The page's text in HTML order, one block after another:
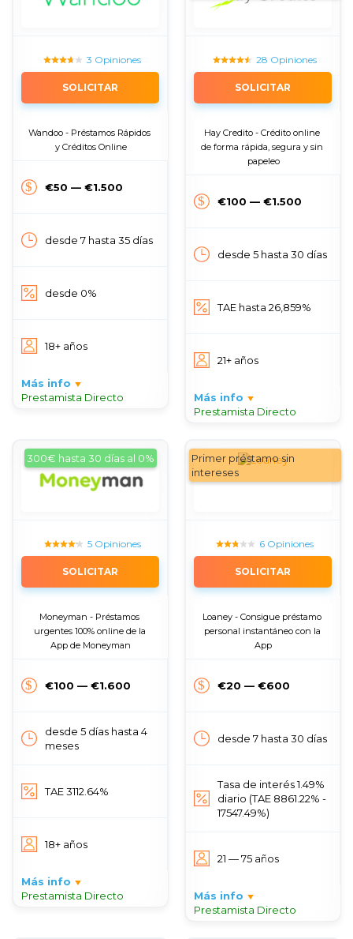
3 Opiniones
SOLICITAR
Wandoo - Préstamos Rápidos
y Créditos Online
€50 — €1.500
desde 7 hasta 35 días
desde 0%
18+ años
Más info
Prestamista Directo
28 Opiniones
SOLICITAR
Hay Credito - Crédito online
de forma rápida, segura y sin
papeleo
€100 — €1.500
desde 5 hasta 30 días
TAE hasta 26,859%
21+ años
Más info
Prestamista Directo
300€ hasta 30 días al 0%
5 Opiniones
SOLICITAR
Moneyman - Préstamos
urgentes 100% online de la
App de Moneyman
€100 — €1.600
desde 5 días hasta 4
meses
TAE 3112.64%
18+ años
Más info
Prestamista Directo
Primer préstamo sin
intereses
6 Opiniones
SOLICITAR
Loaney - Consigue préstamo
personal instantáneo con la
App
€20 — €600
desde 7 hasta 30 días
Tasa de interés 1.49%
diario (TAE 8861.22% -
17547.49%)
21 — 75 años
Más info
Prestamista Directo